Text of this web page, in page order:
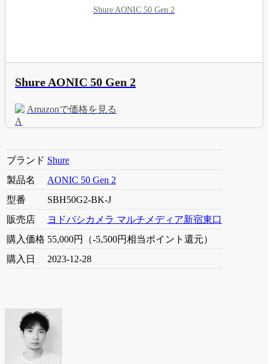
Shure AONIC 50 Gen 2
Shure AONIC 50 Gen 2
Amazonで価格を見る
ブランド Shure
製品名
AONIC 50 Gen 2
型番
SBH50G2-BK-J
販売店
ヨドバシカメラ マルチメディア新宿東口
購入価格 55,000円（-5,500円相当ポイント還元）
購入日
2023-12-28